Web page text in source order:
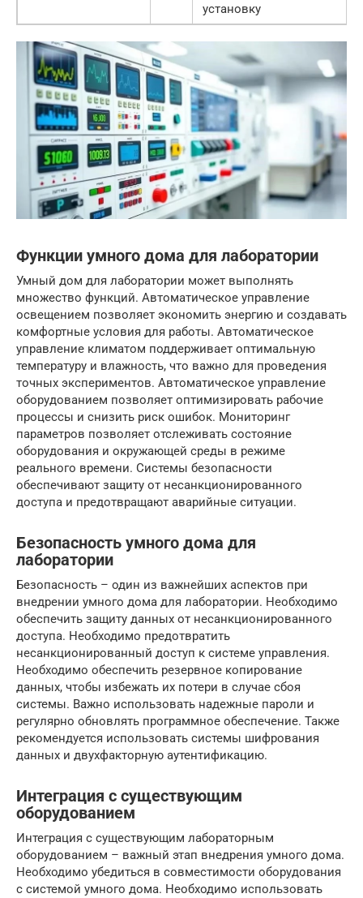
установку
Функции умного дома для лаборатории
Умный дом для лаборатории может выполнять
множество функций. Автоматическое управление
освещением позволяет экономить энергию и создавать
комфортные условия для работы. Автоматическое
управление климатом поддерживает оптимальную
температуру и влажность, что важно для проведения
точных экспериментов. Автоматическое управление
оборудованием позволяет оптимизировать рабочие
процессы и снизить риск ошибок. Мониторинг
параметров позволяет отслеживать состояние
оборудования и окружающей среды в режиме
реального времени. Системы безопасности
обеспечивают защиту от несанкционированного
доступа и предотвращают аварийные ситуации.
Безопасность умного дома для
лаборатории
Безопасность – один из важнейших аспектов при
внедрении умного дома для лаборатории. Необходимо
обеспечить защиту данных от несанкционированного
доступа. Необходимо предотвратить
несанкционированный доступ к системе управления.
Необходимо обеспечить резервное копирование
данных, чтобы избежать их потери в случае сбоя
системы. Важно использовать надежные пароли и
регулярно обновлять программное обеспечение. Также
рекомендуется использовать системы шифрования
данных и двухфакторную аутентификацию.
Интеграция с существующим
оборудованием
Интеграция с существующим лабораторным
оборудованием – важный этап внедрения умного дома.
Необходимо убедиться в совместимости оборудования
с системой умного дома. Необходимо использовать